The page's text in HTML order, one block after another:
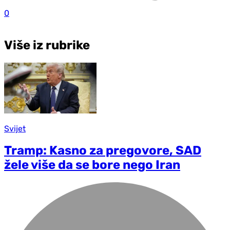
0
Više iz rubrike
Svijet
Tramp: Kasno za pregovore, SAD
žele više da se bore nego Iran